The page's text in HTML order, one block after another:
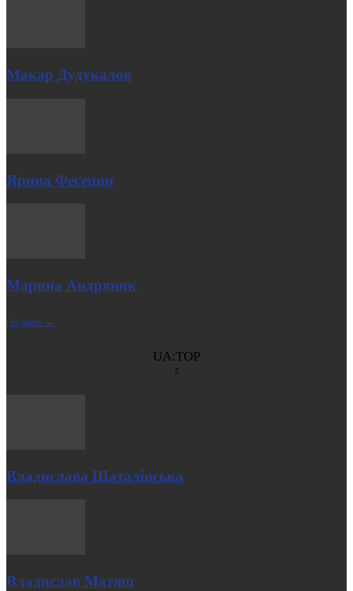
Макар Дудукалов
Ярина Фегецин
Марина Андряник
| Більше →
UA:TOP
Владислава Шаталінська
Владислав Матяш